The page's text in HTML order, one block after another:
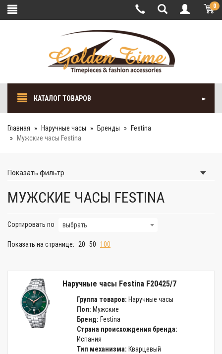
0
КАТАЛОГ ТОВАРОВ
Главная Наручные часы Бренды
Festina
Мужские часы Festina
Показать фильтр
МУЖСКИЕ ЧАСЫ FESTINA
Сортировать по выбрать
Показать на странице: 20 50 100
Наручные часы Festina F20425/7
Группа товаров: Наручные часы
Пол: Мужские
Бренд: Festina
Страна происхождения бренда:
Испания
Тип механизма: Кварцевый